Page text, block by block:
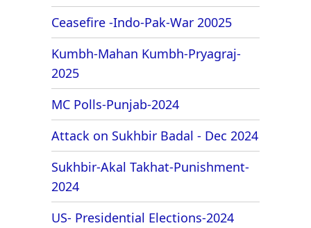
Ceasefire -Indo-Pak-War 20025
Kumbh-Mahan Kumbh-Pryagraj-
2025
MC Polls-Punjab-2024
Attack on Sukhbir Badal - Dec 2024
Sukhbir-Akal Takhat-Punishment-
2024
US- Presidential Elections-2024